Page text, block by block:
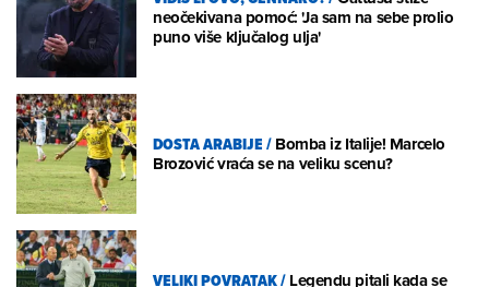
neočekivana pomoć: 'Ja sam na sebe prolio
puno više ključalog ulja'
DOSTA ARABIJE/Bomba iz Italije! Marcelo
Brozović vraća se na veliku scenu?
VELIKI POVRATAK/Legendu pitali kada se